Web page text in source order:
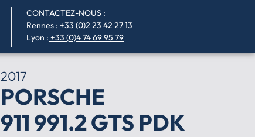
CONTACTEZ-NOUS :
Rennes : +33 (0)2 23 42 27 13
Lyon : +33 (0)4 74 69 95 79
2017
PORSCHE
911 991.2 GTS PDK